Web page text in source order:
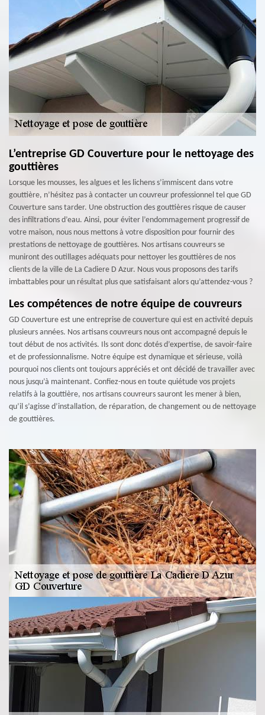
L’entreprise GD Couverture pour le nettoyage des
gouttières
Lorsque les mousses, les algues et les lichens s’immiscent dans votre
gouttière, n’hésitez pas à contacter un couvreur professionnel tel que GD
Couverture sans tarder. Une obstruction des gouttières risque de causer
des infiltrations d’eau. Ainsi, pour éviter l’endommagement progressif de
votre maison, nous nous mettons à votre disposition pour fournir des
prestations de nettoyage de gouttières. Nos artisans couvreurs se
muniront des outillages adéquats pour nettoyer les gouttières de nos
clients de la ville de La Cadiere D Azur. Nous vous proposons des tarifs
imbattables pour un résultat plus que satisfaisant alors qu’attendez-vous ?
Les compétences de notre équipe de couvreurs
GD Couverture est une entreprise de couverture qui est en activité depuis
plusieurs années. Nos artisans couvreurs nous ont accompagné depuis le
tout début de nos activités. Ils sont donc dotés d’expertise, de savoir-faire
et de professionnalisme. Notre équipe est dynamique et sérieuse, voilà
pourquoi nos clients ont toujours appréciés et ont décidé de travailler avec
nous jusqu’à maintenant. Confiez-nous en toute quiétude vos projets
relatifs à la gouttière, nos artisans couvreurs sauront les mener à bien,
qu’il s’agisse d’installation, de réparation, de changement ou de nettoyage
de gouttières.